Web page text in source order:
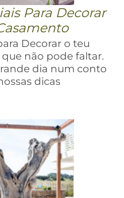
Para Decorar
Decorar o teu
não pode faltar.
dia num conto
dicas